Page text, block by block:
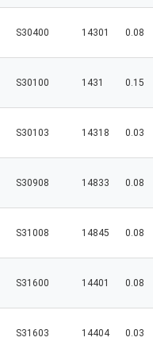
S30400 14301 0.08
S30100 1431 0.15
S30103 14318 0.03
S30908 14833 0.08
S31008 14845 0.08
S31600 14401 0.08
S31603 14404 0.03